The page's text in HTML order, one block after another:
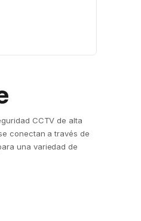
CCTV de alta
conectan a través de
una variedad de